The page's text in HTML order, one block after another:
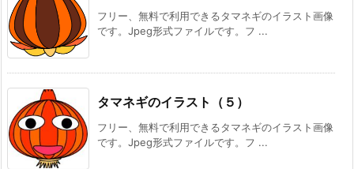
フリー、無料で利用できるタマネギのイラスト画像
です。Jpeg形式ファイルです。フ ...
タマネギのイラスト（５）
フリー、無料で利用できるタマネギのイラスト画像
です。Jpeg形式ファイルです。フ ...